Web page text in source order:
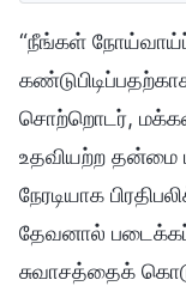
“நீங்கள்
சொற்றொடர்,
உதவியற்ற தன்மை
நேரடியாக
தேவனால்
சுவாசத்தைக்